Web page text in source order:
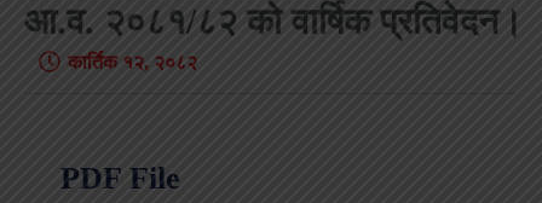
आ.व. २०८१/८२ को वार्षिक प्रतिवेदन।
कार्तिक १२, २०८२
PDF File